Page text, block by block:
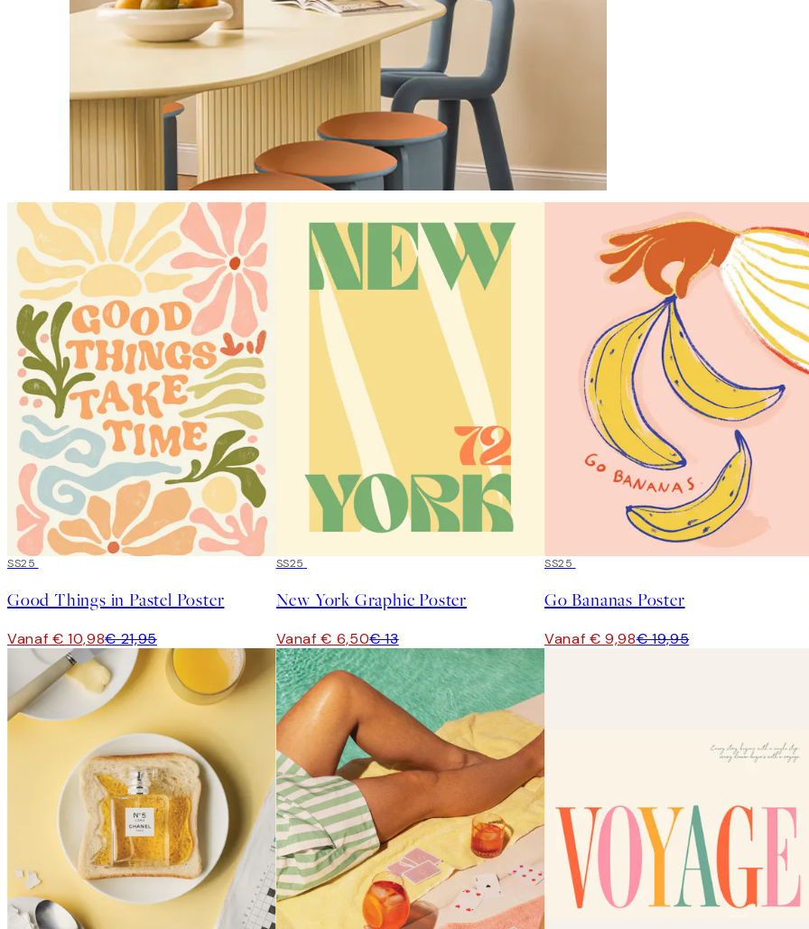
Looping is
50%*
SS25
Good Things in Pastel Poster
Vanaf € 10,98€ 21,95
50%*
SS25
New York Graphic Poster
Vanaf € 6,50€ 13
50%*
SS25
Go Bananas Poster
Vanaf € 9,98€ 19,95